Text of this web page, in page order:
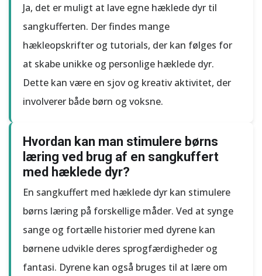
Ja, det er muligt at lave egne hæklede dyr til
sangkufferten. Der findes mange
hækleopskrifter og tutorials, der kan følges for
at skabe unikke og personlige hæklede dyr.
Dette kan være en sjov og kreativ aktivitet, der
involverer både børn og voksne.
Hvordan kan man stimulere børns
læring ved brug af en sangkuffert
med hæklede dyr?
En sangkuffert med hæklede dyr kan stimulere
børns læring på forskellige måder. Ved at synge
sange og fortælle historier med dyrene kan
børnene udvikle deres sprogfærdigheder og
fantasi. Dyrene kan også bruges til at lære om